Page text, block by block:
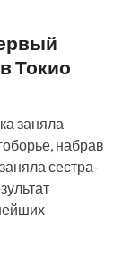
Токио
заняла
набрав
сестра-